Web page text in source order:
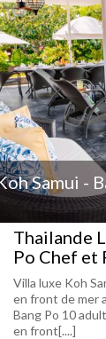
Samui -
Thailande
Po Chef et
Villa luxe Koh
en front de mer
Bang Po 10
en front[....]